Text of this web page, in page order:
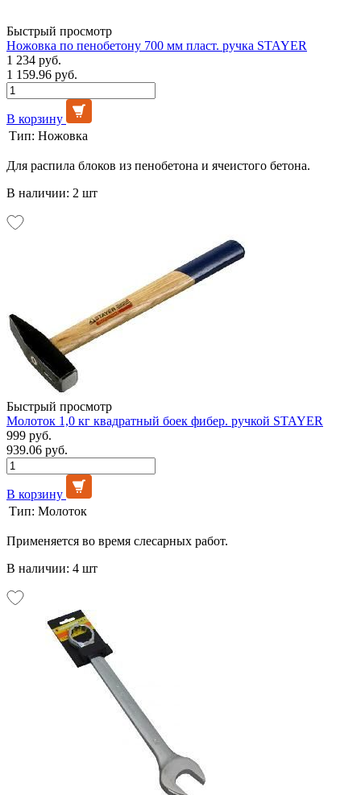
Быстрый просмотр
Ножовка по пенобетону 700 мм пласт. ручка STAYER
1 234 руб.
1 159.96 руб.
В корзину
Тип: Ножовка
Для распила блоков из пенобетона и ячеистого бетона.
В наличии: 2 шт
Быстрый просмотр
Молоток 1,0 кг квадратный боек фибер. ручкой STAYER
999 руб.
939.06 руб.
В корзину
Тип: Молоток
Применяется во время слесарных работ.
В наличии: 4 шт